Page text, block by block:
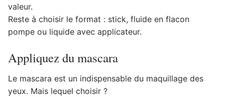
valeur.
Reste à choisir le format : stick, fluide en flacon
pompe ou liquide avec applicateur.
Appliquez du mascara
Le mascara est un indispensable du maquillage des
yeux. Mais lequel choisir ?